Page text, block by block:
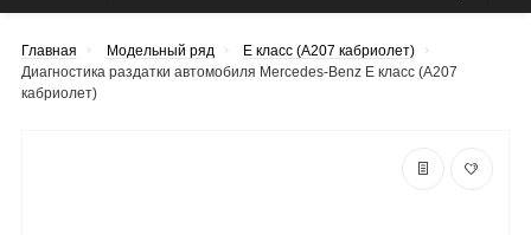
Главная Модельный ряд
E класс (A207 кабриолет)
Диагностика раздатки автомобиля Mercedes-Benz E класс (A207
кабриолет)